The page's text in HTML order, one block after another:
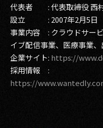
代表者 : 代表取締役 西
設立 : 2007年2月5日
事業内容 : クラウドサー
イブ配信事業、医療事業
企業サイト: https://
採用情報 :
https://